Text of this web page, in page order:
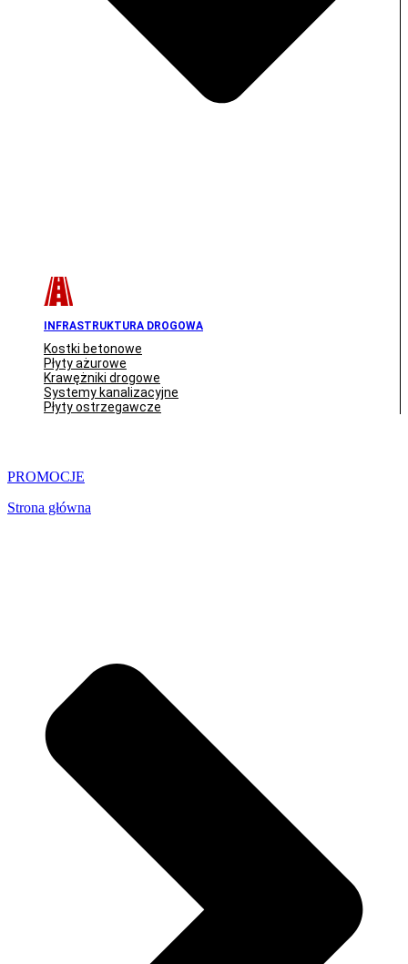
INFRASTRUKTURA DROGOWA
Kostki betonowe
Płyty ażurowe
Krawężniki drogowe
Systemy kanalizacyjne
Płyty ostrzegawcze
PROMOCJE
Strona główna